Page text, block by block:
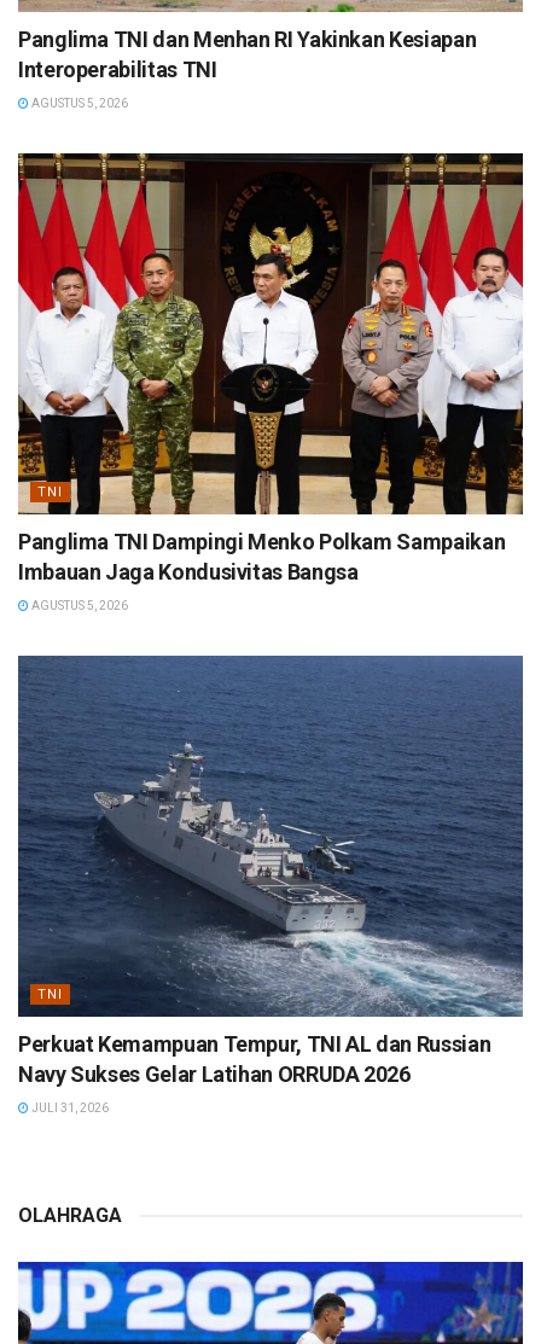
Panglima TNI dan Menhan RI Yakinkan Kesiapan
Interoperabilitas TNI
AGUSTUS 5, 2026
TNI
Panglima TNI Dampingi Menko Polkam Sampaikan
Imbauan Jaga Kondusivitas Bangsa
AGUSTUS 5, 2026
TNI
Perkuat Kemampuan Tempur, TNI AL dan Russian
Navy Sukses Gelar Latihan ORRUDA 2026
JULI 31, 2026
OLAHRAGA